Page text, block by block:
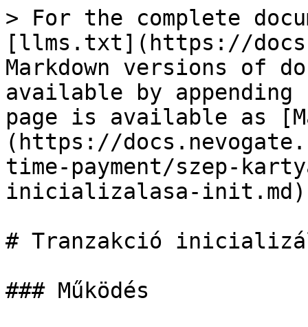
> For the complete
[llms.txt](https://
Markdown versions of
available by
page is available as
(https://
time-payment/szep-
inicializalasa-
# Tranzakció
### Működés